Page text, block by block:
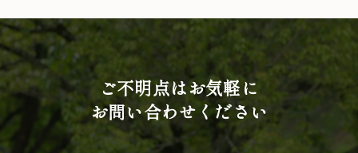
ご不明点はお気軽に
お問い合わせください